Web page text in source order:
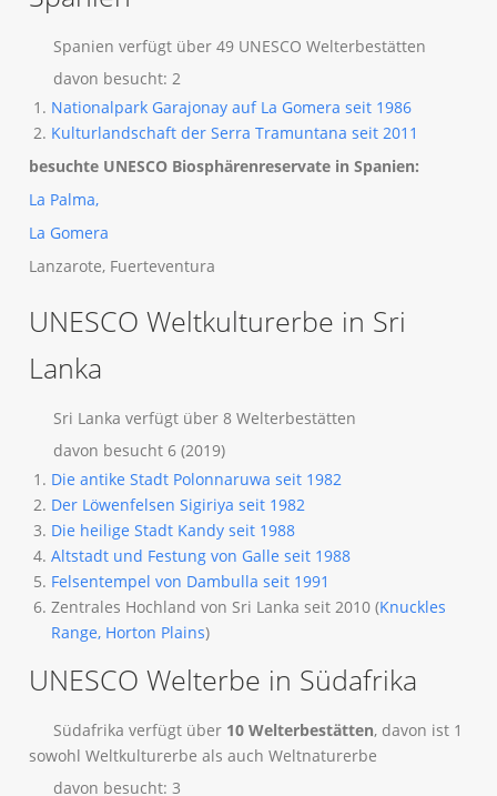
Spanien verfügt über 49 UNESCO Welterbestätten
davon besucht: 2
Nationalpark Garajonay auf La Gomera seit 1986
Kulturlandschaft der Serra Tramuntana seit 2011
besuchte UNESCO Biosphärenreservate in Spanien:
La Palma,
La Gomera
Lanzarote, Fuerteventura
UNESCO Weltkulturerbe in Sri
Lanka
Sri Lanka verfügt über 8 Welterbestätten
davon besucht 6 (2019)
Die antike Stadt Polonnaruwa seit 1982
Der Löwenfelsen Sigiriya seit 1982
Die heilige Stadt Kandy seit 1988
Altstadt und Festung von Galle seit 1988
Felsentempel von Dambulla seit 1991
Zentrales Hochland von Sri Lanka seit 2010 (Knuckles
Range, Horton Plains)
UNESCO Welterbe in Südafrika
Südafrika verfügt über 10 Welterbestätten, davon ist 1
sowohl Weltkulturerbe als auch Weltnaturerbe
davon besucht: 3